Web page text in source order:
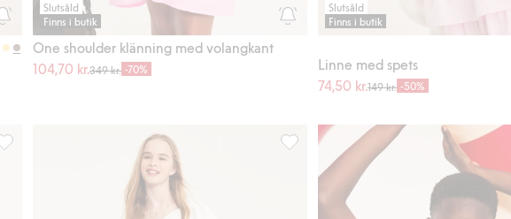
Slutsåld
Finns i butik
One shoulder klänning med volangkant
104,70 kr.349 kr. -70%
Slutsåld
Finns i butik
Linne med spets
74,50 kr.149 kr. -50%
Sandaler med mönstrade fotremmar, Lägg till i favoriterMönstrad maxikjol i bomull, Lägg till i